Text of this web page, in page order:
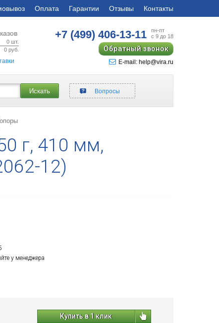
Оплата Гарантии Отзывы Контакты
0 шт.
0 руб.
+7 (499)406-13-11
пн-пт
с 9 до 18
Обратный звонок
E-mail: help@vira.ru
Искать Вопросы
г, 410 мм,
12)
у менеджера
Купить в 1 клик